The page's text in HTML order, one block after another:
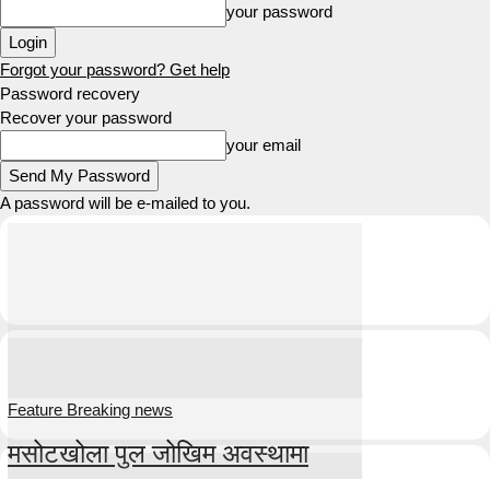
your password
Forgot your password? Get help
Password recovery
Recover your password
your email
A password will be e-mailed to you.
Feature Breaking news
मसोटखोला पुल जोखिम अवस्थामा